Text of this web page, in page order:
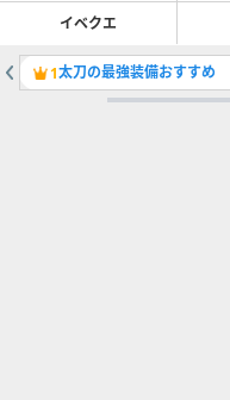
イベクエ
1太刀の最強装備おすすめ